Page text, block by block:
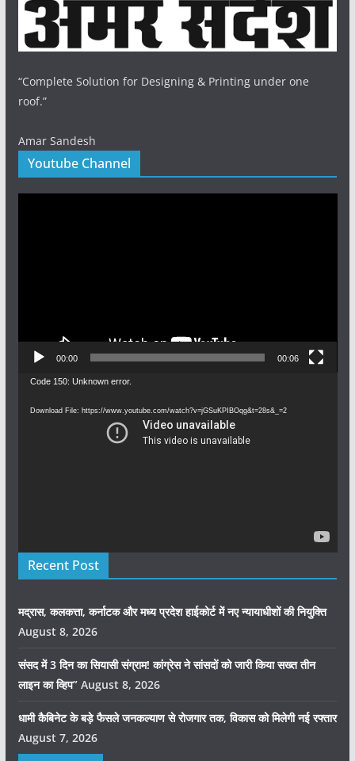
“Complete Solution for Designing & Printing under one
roof.”
Amar Sandesh
Youtube Channel
00:00 00:06
Video
Code 150: Unknown error.
Download File: https://www.youtube.com/watch?v=jGSuKPIBOqg&t=28s&_=2
Recent Post
मद्रास, कलकत्ता, कर्नाटक और मध्य प्रदेश हाईकोर्ट में नए न्यायाधीशों की नियुक्ति
August 8, 2026
संसद में 3 दिन का सियासी संग्राम! कांग्रेस ने सांसदों को जारी किया सख्त तीन
लाइन का व्हिप” August 8, 2026
धामी कैबिनेट के बड़े फैसले जनकल्याण से रोजगार तक, विकास को मिलेगी नई रफ्तार
August 7, 2026